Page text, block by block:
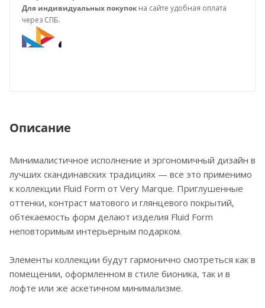
Для индивидуальных покупок на сайте удобная оплата
через СПБ.
Описание
Минималистичное исполнение и эргономичный дизайн в
лучших скандинавских традициях — все это применимо
к коллекции Fluid Form от Very Marque. Приглушенные
оттенки, контраст матового и глянцевого покрытий,
обтекаемость форм делают изделия Fluid Form
неповторимым интерьерным подарком.
Элементы коллекции будут гармонично смотреться как в
помещении, оформленном в стиле бионика, так и в
лофте или же аскетичном минимализме.